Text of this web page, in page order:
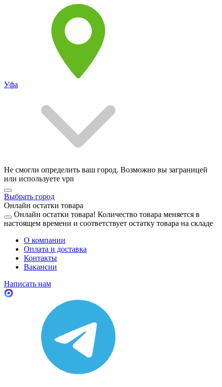
Уфа
Не смогли определить ваш город. Возможно вы заграницей
или используете vpn
Выбрать город
Онлайн остатки товара
Онлайн остатки товара! Количество товара меняется в
настоящем времени и соответствует остатку товара на складе
О компании
Оплата и доставка
Контакты
Вакансии
Написать нам